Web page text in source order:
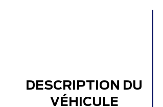
DESCRIPTION DU
VÉHICULE